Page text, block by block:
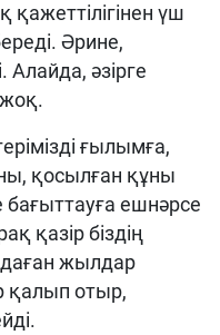
қажеттілігінен үш
Әрине,
әзірге
ғылымға,
қосылған құны
бағыттауға ешнәрсе
қазір біздің
жылдар
қалып отыр,